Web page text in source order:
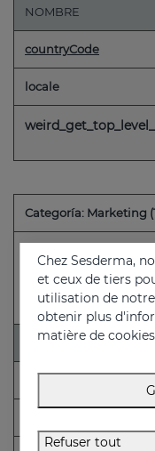
NOMBRE
countryCode
locale
Categoría: Marketing
Las cookies de
cambia la forma en
idioma preferido o
NOMBRE
Chez Sesderma,
et ceux de tiers
utilisation de
obtenir plus
matière de cookies
Refuser tout